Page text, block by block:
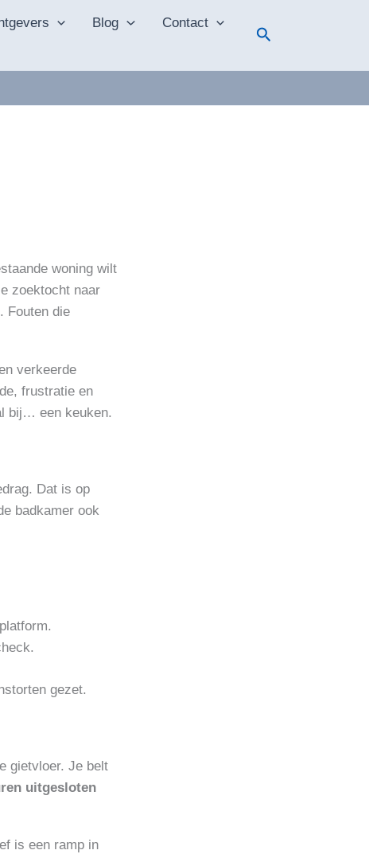
Blog
Contact
Zoeken
woning wilt
zoektocht naar
Fouten die
verkeerde
frustratie en
bij… een keuken.
Dat is op
badkamer ook
gezet.
gietvloer. Je belt
uitgesloten
is een ramp in